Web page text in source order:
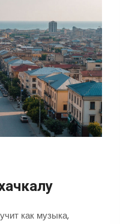
как музыка,